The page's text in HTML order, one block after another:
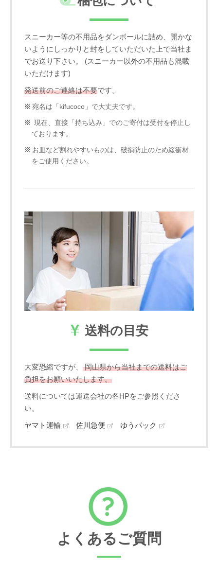
スニーカー等の不用品をダンボールに詰め、開かな
いようにしっかりと封をしていただいた上で当社ま
でお送り下さい。 (スニーカー以外の不用品も混載
いただけます)
発送前のご連絡は不要です。
宛名は「kifucoco」で大丈夫です。
現在、直接「持ち込み」でのご寄付は受付を停止し
ております。
お皿など割れやすいものは、破損防止のため緩衝材
をご使用ください。
送料の目安
大変恐縮ですが、 岡山県から当社までの送料はご
負担をお願いいたします。
送料については運送会社の各HPをご参照くださ
い。
ヤマト運輸 佐川急便 ゆうパック
よくあるご質問